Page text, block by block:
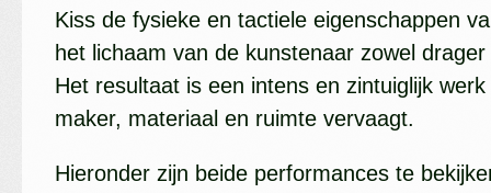
Kiss de fysieke en tactiele eigenschappen
het lichaam van de kunstenaar zowel
Het resultaat is een intens en zintuiglijk
maker, materiaal en ruimte vervaagt.
Hieronder zijn beide performances te